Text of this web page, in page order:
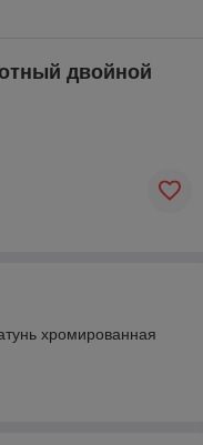
двойной
хромированная